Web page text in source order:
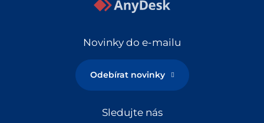
Novinky do e-mailu
Odebírat novinky
Sledujte nás